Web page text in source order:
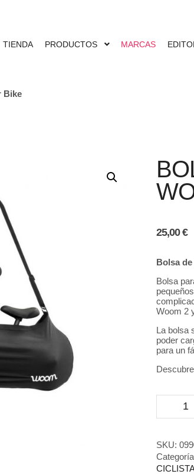
TIENDA PRODUCTOS MARCAS
Bike
25,00€
Bolsa
Bolsa
Woom 2
La bolsa
poder
para un
Butler
Bike
cantidad
SKU: